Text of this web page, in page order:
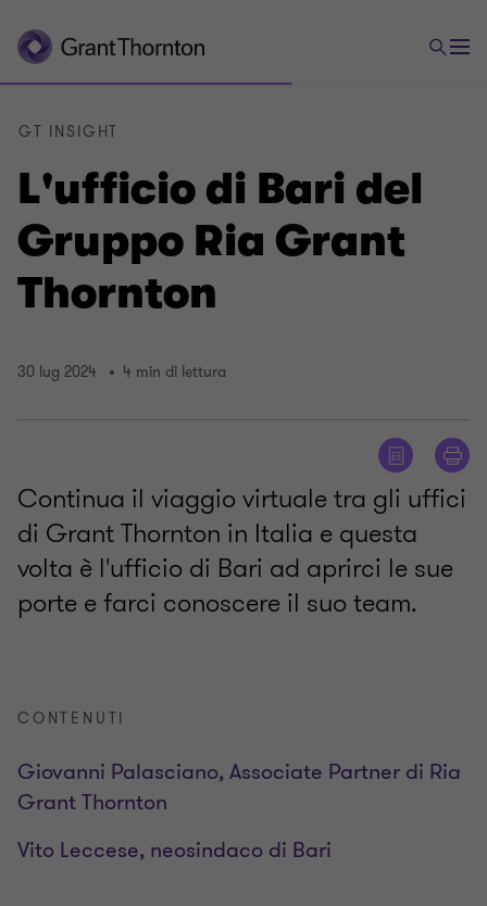
L'ufficio di Bari del
Gruppo Ria Grant
Thornton
GT INSIGHT
30 lug 2024 4 min di lettura
Continua il viaggio virtuale tra gli uffici
di Grant Thornton in Italia e questa
volta è l'ufficio di Bari ad aprirci le sue
porte e farci conoscere il suo team.
CONTENUTI
Giovanni Palasciano, Associate Partner di Ria
Grant Thornton
Vito Leccese, neosindaco di Bari